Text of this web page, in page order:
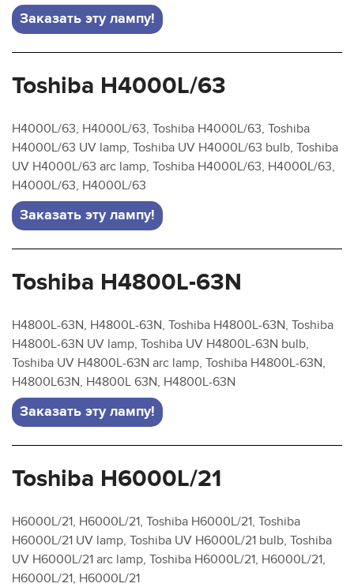
Заказать эту лампу!
Toshiba H4000L/63
H4000L/63, H4000L/63, Toshiba H4000L/63, Toshiba
H4000L/63 UV lamp, Toshiba UV H4000L/63 bulb, Toshiba
UV H4000L/63 arc lamp, Toshiba H4000L/63, H4000L/63,
H4000L/63, H4000L/63
Заказать эту лампу!
Toshiba H4800L-63N
H4800L-63N, H4800L-63N, Toshiba H4800L-63N, Toshiba
H4800L-63N UV lamp, Toshiba UV H4800L-63N bulb,
Toshiba UV H4800L-63N arc lamp, Toshiba H4800L-63N,
H4800L63N, H4800L 63N, H4800L-63N
Заказать эту лампу!
Toshiba H6000L/21
H6000L/21, H6000L/21, Toshiba H6000L/21, Toshiba
H6000L/21 UV lamp, Toshiba UV H6000L/21 bulb, Toshiba
UV H6000L/21 arc lamp, Toshiba H6000L/21, H6000L/21,
H6000L/21, H6000L/21